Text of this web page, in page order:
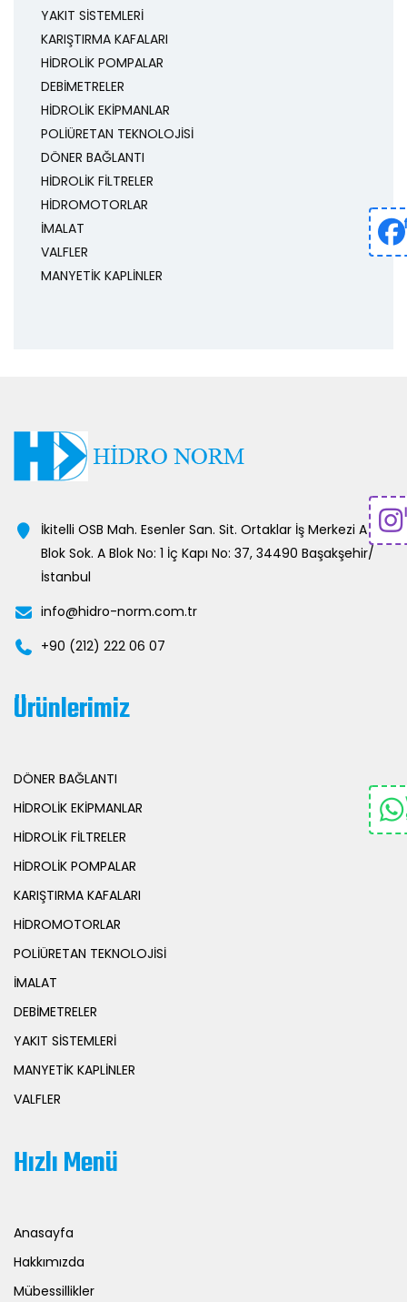
YAKIT SİSTEMLERİ
KARIŞTIRMA KAFALARI
HİDROLİK POMPALAR
DEBİMETRELER
HİDROLİK EKİPMANLAR
POLİÜRETAN TEKNOLOJİSİ
DÖNER BAĞLANTI
HİDROLİK FİLTRELER
HİDROMOTORLAR
İMALAT
VALFLER
MANYETİK KAPLİNLER
İkitelli OSB Mah. Esenler San. Sit. Ortaklar İş Merkezi A
Blok Sok. A Blok No: 1 İç Kapı No: 37, 34490 Başakşehir/
İstanbul
info@hidro-norm.com.tr
+90 (212) 222 06 07
Ürünlerimiz
DÖNER BAĞLANTI
HİDROLİK EKİPMANLAR
HİDROLİK FİLTRELER
HİDROLİK POMPALAR
KARIŞTIRMA KAFALARI
HİDROMOTORLAR
POLİÜRETAN TEKNOLOJİSİ
İMALAT
DEBİMETRELER
YAKIT SİSTEMLERİ
MANYETİK KAPLİNLER
VALFLER
Hızlı Menü
Anasayfa
Hakkımızda
Mübessillikler